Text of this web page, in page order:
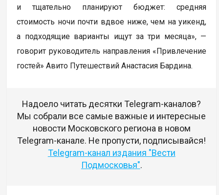
и тщательно планируют бюджет: средняя
стоимость ночи почти вдвое ниже, чем на уикенд,
а подходящие варианты ищут за три месяца», —
говорит руководитель направления «Привлечение
гостей» Авито Путешествий Анастасия Бардина.
Надоело читать десятки Telegram-каналов?
Мы собрали все самые важные и интересные
новости Московского региона в новом
Telegram-канале. Не пропусти, подписывайся!
Telegram-канал издания "Вести
Подмосковья".